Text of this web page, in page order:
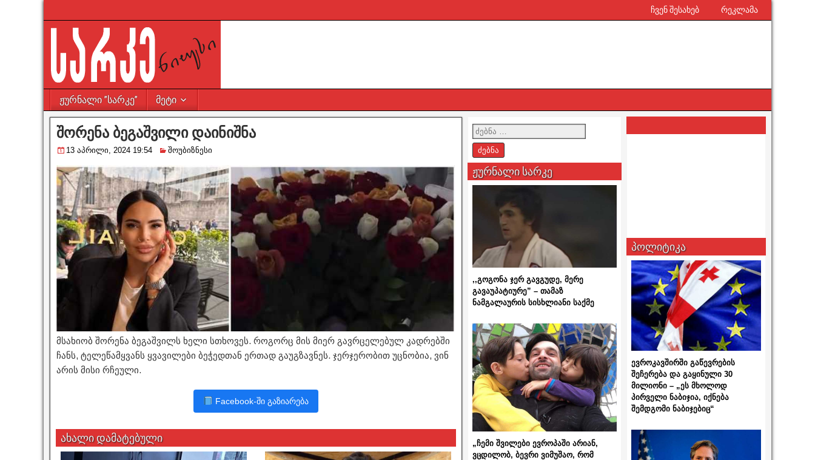
ჩვენ შესახებ რეკლამა
ჟურნალი ”სარკე” მეტი
შორენა ბეგაშვილი დაინიშნა
13 აპრილი, 2024 19:54 შოუბიზნესი
მსახიობ შორენა ბეგაშვილს ხელი სთხოვეს. როგორც მის მიერ გავრცელებულ კადრებში
ჩანს, ტელეწამყვანს ყვავილები ბეჭედთან ერთად გაუგზავნეს. ჯერჯერობით უცნობია, ვინ
არის მისი რჩეული.
Facebook-ში გაზიარება
ახალი დამატებული
ჟურნალი სარკე
,,გოგონა ჯერ გავგუდე, მერე
გავაუპატიურე” – თამაზ
ნამგალაურის სისხლიანი საქმე
„ჩემი შვილები ევროპაში არიან,
ვცდილობ, ბევრი ვიმუშაო, რომ
პოლიტიკა
ევროკავშირში გაწევრების
შეჩერება და გაყინული 30
მილიონი – „ეს მხოლოდ
პირველი ნაბიჯია, იქნება
შემდგომი ნაბიჯებიც“